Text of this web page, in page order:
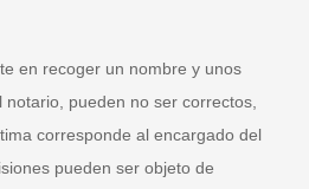
en recoger un nombre y unos
pueden no ser correctos,
corresponde al encargado del
pueden ser objeto de